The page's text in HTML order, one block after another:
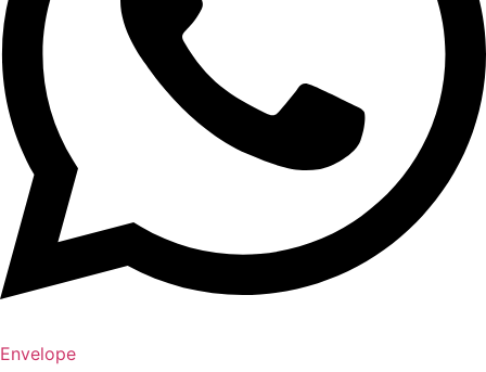
Envelope